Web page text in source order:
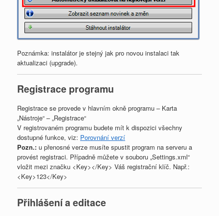
Poznámka: instalátor je stejný jak pro novou instalaci tak
aktualizaci (upgrade).
Registrace programu
Registrace se provede v hlavním okně programu – Karta
„Nástroje“ – „Registrace“
V registrovaném programu budete mít k dispozici všechny
dostupné funkce, viz: Porovnání verzí
Pozn.: u přenosné verze musíte spustit program na serveru a
provést registraci. Případně můžete v souboru „Settings.xml“
vložit mezi značku <Key></Key> Váš registrační klíč. Např.:
<Key>123</Key>
Přihlášení a editace